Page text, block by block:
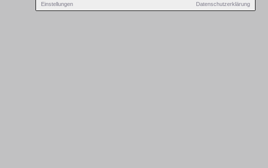
Einstellungen Datenschutzerklärung